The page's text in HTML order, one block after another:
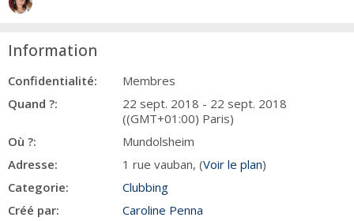
Information
Confidentialité:
Membres
Quand ?:
22 sept. 2018 - 22 sept. 2018
((GMT+01:00) Paris)
Où ?:
Mundolsheim
Adresse:
1 rue vauban, (Voir le plan)
Categorie:
Clubbing
Créé par:
Caroline Penna